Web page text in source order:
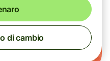
di cambio